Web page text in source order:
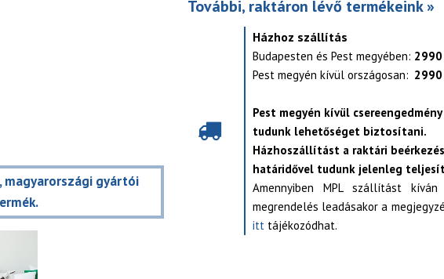
gyártói
További, raktáron lévő termékeink »
Házhoz szállítás
Budapesten és Pest megyében:
Pest megyén kívül országosan:
Pest megyén kívül
tudunk lehetőséget biztosítani.
Házhoszállítást a raktári
határidővel tudunk jelenleg
Amennyiben MPL szállítást
megrendelés leadásakor a
itt tájékozódhat.